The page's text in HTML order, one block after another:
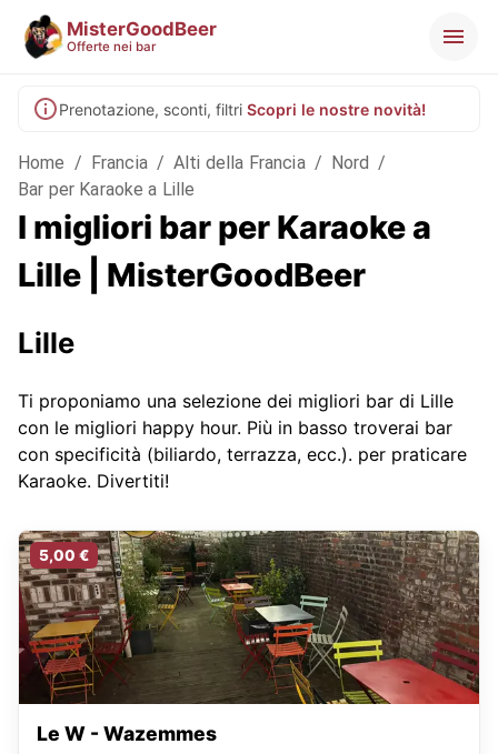
MisterGoodBeer
Offerte nei bar
Prenotazione, sconti, filtri Scopri le nostre novità!
Home / Francia / Alti della Francia / Nord /
Bar per Karaoke a Lille
I migliori bar per Karaoke a
Lille | MisterGoodBeer
Lille
Ti proponiamo una selezione dei migliori bar di Lille
con le migliori happy hour. Più in basso troverai bar
con specificità (biliardo, terrazza, ecc.). per praticare
Karaoke. Divertiti!
5,00 €
Le W - Wazemmes